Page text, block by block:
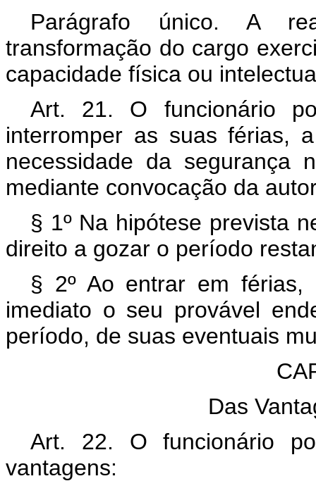
Parágrafo único. A
transformação do cargo
capacidade física ou
Art. 21. O funcionário
interromper as suas férias,
necessidade da segurança
mediante convocação da
§ 1º Na hipótese prevista
direito a gozar o período
§ 2º Ao entrar em férias,
imediato o seu provável
período, de suas eventuais
Das
Art. 22. O funcionário
vantagens: